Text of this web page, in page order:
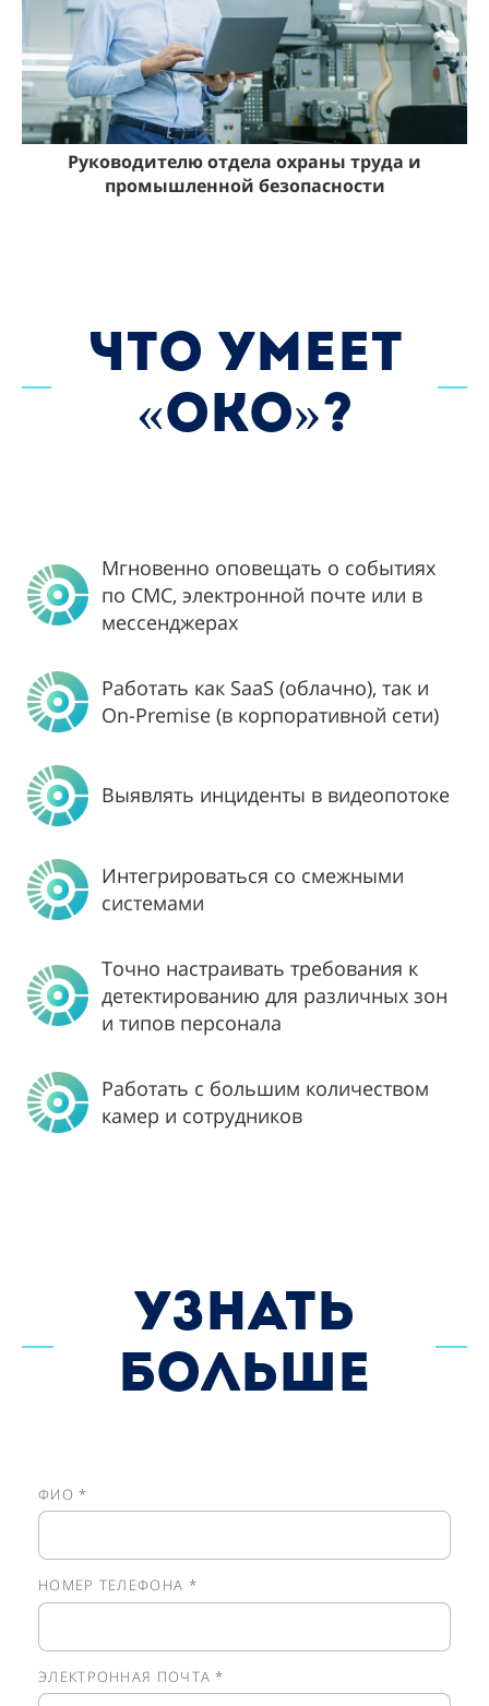
Руководителю отдела охраны труда и
промышленной безопасности
ЧТО УМЕЕТ
«ОКО»?
Мгновенно оповещать о событиях
по СМС, электронной почте или в
мессенджерах
Работать как SaaS (облачно), так и
On-Premise (в корпоративной сети)
Выявлять инциденты в видеопотоке
Интегрироваться со смежными
системами
Точно настраивать требования к
детектированию для различных зон
и типов персонала
Работать с большим количеством
камер и сотрудников
УЗНАТЬ
БОЛЬШЕ
ФИО *
НОМЕР ТЕЛЕФОНА *
ЭЛЕКТРОННАЯ ПОЧТА *